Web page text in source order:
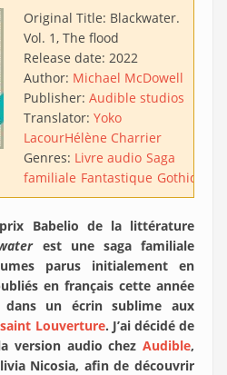
Original Title: Blackwater.
Vol. 1, The flood
Release date: 2022
Author: Michael McDowell
Publisher: Audible studios
Translator: Yoko
LacourHélène Charrier
Genres: Livre audio Saga
familiale Fantastique Gothique
Babelio de la littérature
est une saga familiale
parus initialement en
en français cette année
un écrin sublime aux
Louverture. J’ai décidé de
version audio chez Audible,
Nicosia, afin de découvrir